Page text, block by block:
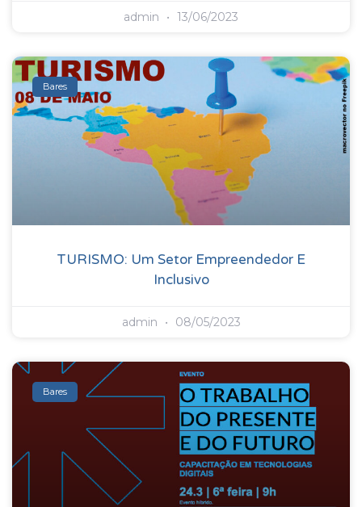
admin 13/06/2023
Bares
TURISMO: Um Setor Empreendedor E
Inclusivo
admin 08/05/2023
Bares